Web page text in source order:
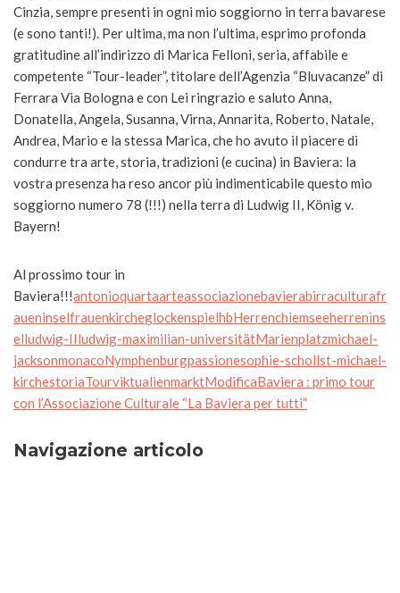
Cinzia, sempre presenti in ogni mio soggiorno in terra bavarese
(e sono tanti!). Per ultima, ma non l’ultima, esprimo profonda
gratitudine all’indirizzo di Marica Felloni, seria, affabile e
competente “Tour-leader”, titolare dell’Agenzia “Bluvacanze” di
Ferrara Via Bologna e con Lei ringrazio e saluto Anna,
Donatella, Angela, Susanna, Virna, Annarita, Roberto, Natale,
Andrea, Mario e la stessa Marica, che ho avuto il piacere di
condurre tra arte, storia, tradizioni (e cucina) in Baviera: la
vostra presenza ha reso ancor più indimenticabile questo mio
soggiorno numero 78 (!!!) nella terra di Ludwig II, König v.
Bayern!
Al prossimo tour in
Baviera!!!antonioquartaarteassociazionebavierabirraculturafr
aueninselfrauenkircheglockenspielhbHerrenchiemseeherrenins
elludwig-IIludwig-maximilian-universitätMarienplatzmichael-
jacksonmonacoNymphenburgpassionesophie-schollst-michael-
kirchestoriaTourviktualienmarktModificaBaviera : primo tour
con l’Associazione Culturale “La Baviera per tutti”
Navigazione articolo